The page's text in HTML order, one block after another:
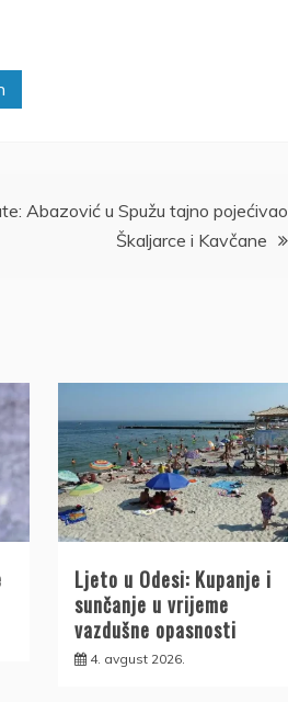
Abazović u Spužu tajno pojećivao
Škaljarce i Kavčane
Ljeto u Odesi: Kupanje i
sunčanje u vrijeme
vazdušne opasnosti
4. avgust 2026.